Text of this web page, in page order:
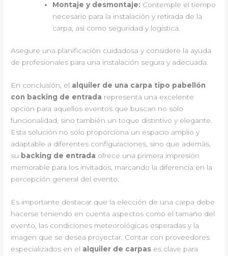
Montaje y desmontaje: Contemple el tiempo
necesario para la instalación y retirada de la
carpa, así como seguridad y logística.
Asegure una planificación cuidadosa y considere la ayuda
de profesionales para una instalación segura y adecuada.
En conclusión, el alquiler de una carpa tipo pabellón
con backing de entrada representa una excelente
opción para aquellos eventos que buscan no solo
funcionalidad, sino también un toque distintivo y elegante.
Esta solución no sólo proporciona un espacio amplio y
adaptable a diferentes configuraciones, sino que además,
su backing de entrada ofrece una primera impresión
memorable para los invitados, marcando la diferencia en la
percepción general del evento.
Es importante destacar que la elección de una carpa debe
hacerse teniendo en cuenta aspectos como el tamaño del
evento, las condiciones meteorológicas esperadas y la
imagen que se desea proyectar. Contar con proveedores
especializados en el alquiler de carpas es clave para